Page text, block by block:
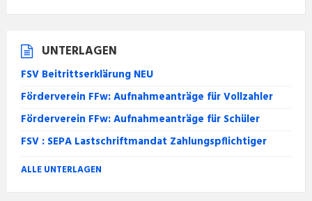
UNTERLAGEN
FSV Beitrittserklärung NEU
Förderverein FFw: Aufnahmeanträge für Vollzahler
Förderverein FFw: Aufnahmeanträge für Schüler
FSV : SEPA Lastschriftmandat Zahlungspflichtiger
ALLE UNTERLAGEN